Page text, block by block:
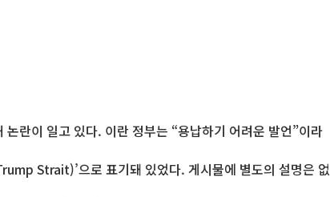
란이 일고 있다. 이란 정부는 “용납하기 어려운 발언”이라
Strait)’으로 표기돼 있었다. 게시물에 별도의 설명은 없